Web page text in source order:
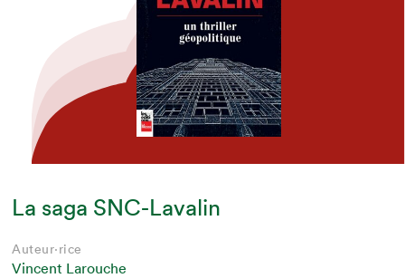
La saga SNC-Lavalin
Auteur·rice
Vincent Larouche